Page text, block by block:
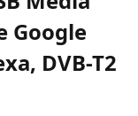
Google
DVB-T2